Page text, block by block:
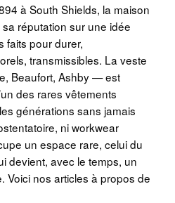
à South Shields, la maison
réputation sur une idée
faits pour durer,
transmissibles. La veste
Beaufort, Ashby — est
des rares vêtements
générations sans jamais
ni workwear
un espace rare, celui du
devient, avec le temps, un
Voici nos articles à propos de